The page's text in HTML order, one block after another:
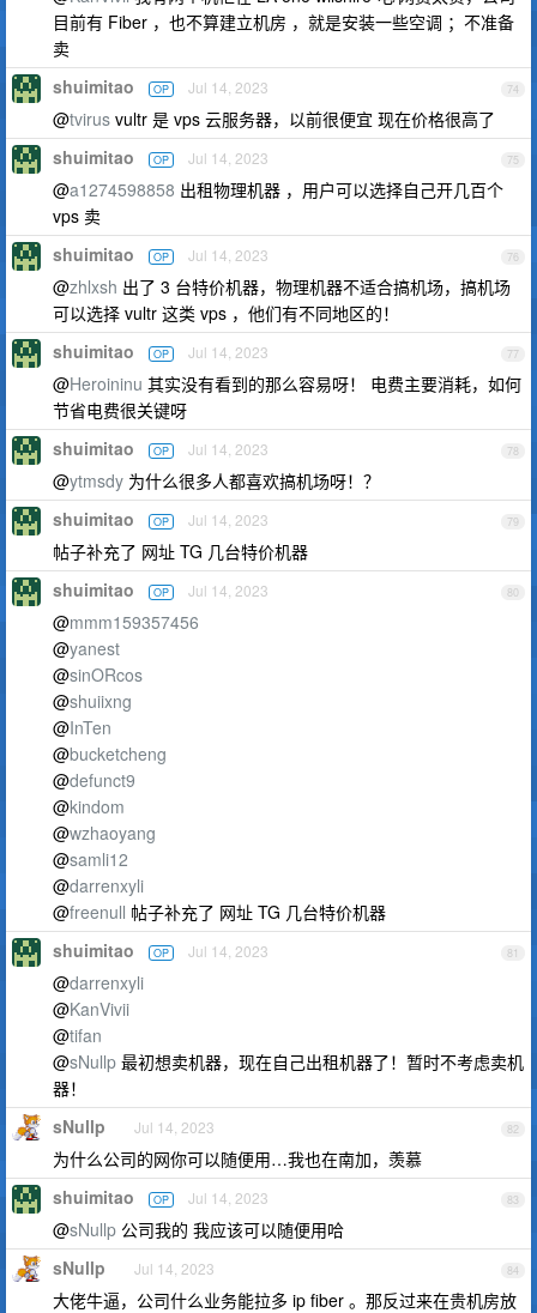
目前有 Fiber ，也不算建立机房 ，就是安装一些空调 ；不准备
卖
74
shuimitao OP Jul 14, 2023
@tvirus vultr 是 vps 云服务器，以前很便宜 现在价格很高了
75
shuimitao OP Jul 14, 2023
@a1274598858 出租物理机器 ，用户可以选择自己开几百个
vps 卖
76
shuimitao OP Jul 14, 2023
@zhlxsh 出了 3 台特价机器，物理机器不适合搞机场，搞机场
可以选择 vultr 这类 vps ，他们有不同地区的！
77
shuimitao OP Jul 14, 2023
@Heroininu 其实没有看到的那么容易呀！ 电费主要消耗，如何
节省电费很关键呀
78
shuimitao OP Jul 14, 2023
@ytmsdy 为什么很多人都喜欢搞机场呀！？
79
shuimitao OP Jul 14, 2023
帖子补充了 网址 TG 几台特价机器
80
shuimitao OP Jul 14, 2023
@mmm159357456
@yanest
@sinORcos
@shuiixng
@InTen
@bucketcheng
@defunct9
@kindom
@wzhaoyang
@samli12
@darrenxyli
@freenull 帖子补充了 网址 TG 几台特价机器
81
shuimitao OP Jul 14, 2023
@darrenxyli
@KanVivii
@tifan
@sNullp 最初想卖机器，现在自己出租机器了！暂时不考虑卖机
器！
82
sNullp Jul 14, 2023
为什么公司的网你可以随便用…我也在南加，羡慕
83
shuimitao OP Jul 14, 2023
@sNullp 公司我的 我应该可以随便用哈
84
sNullp Jul 14, 2023
大佬牛逼，公司什么业务能拉多 ip fiber 。那反过来在贵机房放